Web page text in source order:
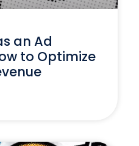
an Ad
to Optimize